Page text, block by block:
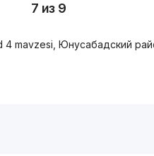
7 из 9
mavzesi, Юнусабадский